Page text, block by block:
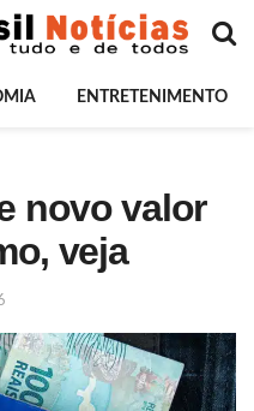
ENTRETENIMENTO
novo valor
veja